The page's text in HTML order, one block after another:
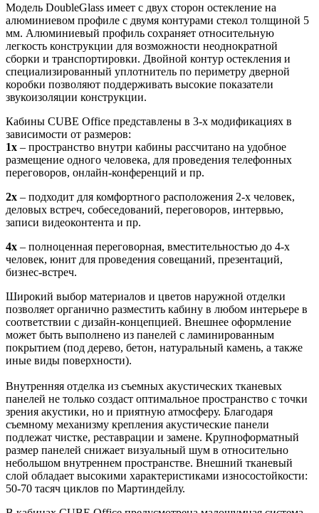
Модель DoubleGlass имеет с двух сторон остекление на
алюминиевом профиле с двумя контурами стекол толщиной 5
мм. Алюминиевый профиль сохраняет относительную
легкость конструкции для возможности неоднократной
сборки и транспортировки. Двойной контур остекления и
специализированный уплотнитель по периметру дверной
коробки позволяют поддерживать высокие показатели
звукоизоляции конструкции.
Кабины CUBE Office представлены в 3-х модификациях в
зависимости от размеров:
1x – пространство внутри кабины рассчитано на удобное
размещение одного человека, для проведения телефонных
переговоров, онлайн-конференций и пр.
2x – подходит для комфортного расположения 2-х человек,
деловых встреч, собеседований, переговоров, интервью,
записи видеоконтента и пр.
4x – полноценная переговорная, вместительностью до 4-х
человек, юнит для проведения совещаний, презентаций,
бизнес-встреч.
Широкий выбор материалов и цветов наружной отделки
позволяет органично разместить кабину в любом интерьере в
соответствии с дизайн-концепцией. Внешнее оформление
может быть выполнено из панелей с ламинированным
покрытием (под дерево, бетон, натуральный камень, а также
иные виды поверхности).
Внутренняя отделка из съемных акустических тканевых
панелей не только создаст оптимальное пространство с точки
зрения акустики, но и приятную атмосферу. Благодаря
съемному механизму крепления акустические панели
подлежат чистке, реставрации и замене. Крупноформатный
размер панелей снижает визуальный шум в относительно
небольшом внутреннем пространстве. Внешний тканевый
слой обладает высокими характеристиками износостойкости:
50-70 тасяч циклов по Мартиндейлу.